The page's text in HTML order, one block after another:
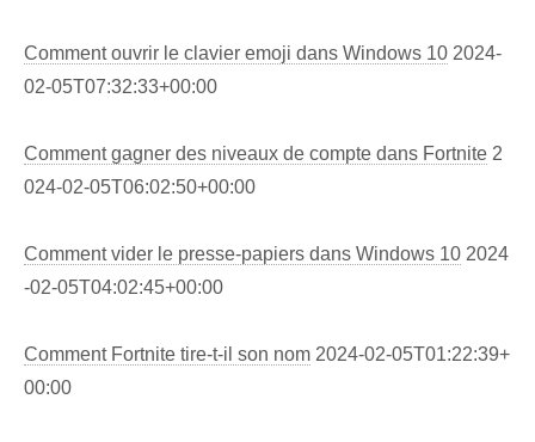
Comment ouvrir le clavier emoji dans Windows 10 2024-
02-05T07:32:33+00:00
Comment gagner des niveaux de compte dans Fortnite 2
024-02-05T06:02:50+00:00
Comment vider le presse-papiers dans Windows 10 2024
-02-05T04:02:45+00:00
Comment Fortnite tire-t-il son nom 2024-02-05T01:22:39+
00:00